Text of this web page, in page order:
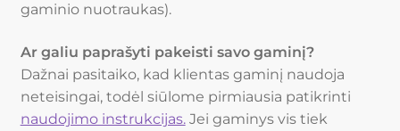
gaminio nuotraukas).
Ar galiu paprašyti pakeisti savo gaminį?
Dažnai pasitaiko, kad klientas gaminį naudoja
neteisingai, todėl siūlome pirmiausia patikrinti
naudojimo instrukcijas.Jei gaminys vis tiek